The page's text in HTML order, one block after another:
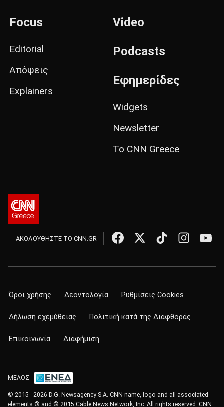
Focus
Editorial
Απόψεις
Explainers
Video
Podcasts
Εφημερίδες
Widgets
Newsletter
Το CNN Greece
ΑΚΟΛΟΥΘΗΣΤΕ ΤΟ CNN.GR
Όροι χρήσης Δεοντολογία Ρυθμίσεις Cookies
Δήλωση εχεμύθειας Πολιτική κατά της Διαφθοράς
Επικοινωνία Διαφήμιση
ΜΕΛΟΣ
© 2015 - 2026 D.G. Newsagency S.A. CNN name, logo and all associated
elements ® and © 2015 Cable News Network, Inc. All rights reserved. CNN